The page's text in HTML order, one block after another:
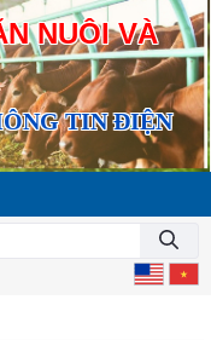
NUÔI VÀ
TIN ĐIỆN